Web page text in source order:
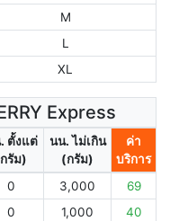
M
L
XL
Express
ตั้งแต่
รัม)
นน. ไม่เกิน
(กรัม)
ค่า
บริการ
0 3,000
69
0 1,000 40